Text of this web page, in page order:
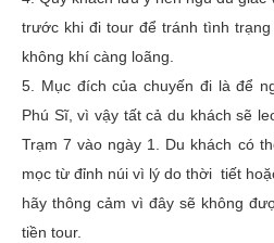
trước khi đi tour để tránh tình
không khí càng loãng.
5. Mục đích của chuyến đi là để
Phú Sĩ, vì vậy tất cả du khách sẽ
Trạm 7 vào ngày 1. Du khách có
mọc từ đỉnh núi vì lý do thời tiết
hãy thông cảm vì đây sẽ không
tiền tour.